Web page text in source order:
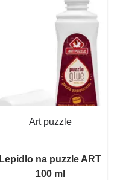
Art puzzle
Lepidlo na puzzle ART
100 ml